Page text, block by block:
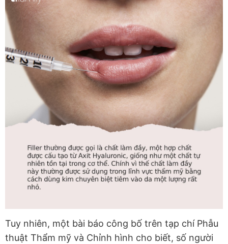
Tuy nhiên, một bài báo công bố trên tạp chí Phẫu
thuật Thẩm mỹ và Chỉnh hình cho biết, số người